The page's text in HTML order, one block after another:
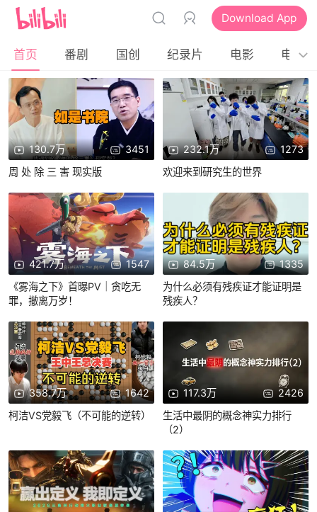
Download App
首页 番剧 国创 纪录片 电影 电视剧
130.7万
3451
周 处 除 三 害 现实版
232.1万
1273
欢迎来到研究生的世界
421.7万
1547
《雾海之下》首曝PV｜贪吃无
罪，撤离万岁！
84.5万
1335
为什么必须有残疾证才能证明是
残疾人？
358.7万
1642
柯洁VS党毅飞（不可能的逆转）
117.3万
2426
生活中最阴的概念神实力排行
（2）